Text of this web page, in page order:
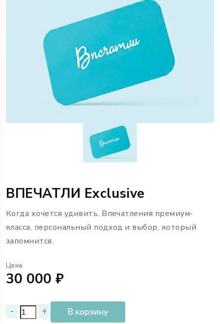
ВПЕЧАТЛИ Exclusive
Когда хочется удивить. Впечатления премиум-
класса, персональный подход и выбор, который
запомнится.
Цена:
30 000 ₽
- + В корзину